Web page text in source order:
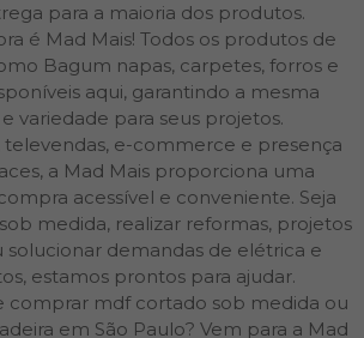
para a maioria dos produtos.
é Mad Mais! Todos os produtos de
Bagum napas, carpetes, forros e
aqui, garantindo a mesma
variedade para seus projetos.
televendas, e-commerce e presença
a Mad Mais proporciona uma
acessível e conveniente. Seja
medida, realizar reformas, projetos
solucionar demandas de elétrica e
estamos prontos para ajudar.
comprar mdf cortado sob medida ou
em São Paulo? Vem para a Mad